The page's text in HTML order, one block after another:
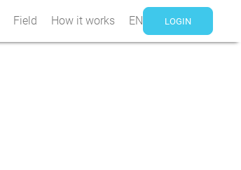
Field How it works EN LOGIN